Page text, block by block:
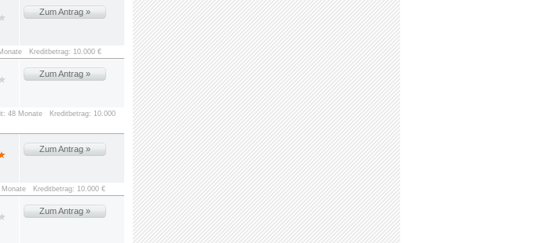
Zum Antrag »
Kreditbetrag: 10.000 €
Zum Antrag »
48 Monate
Kreditbetrag: 10.000
Zum Antrag »
Monate Kreditbetrag: 10.000 €
Zum Antrag »